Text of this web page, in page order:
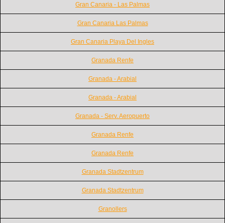
Gran Canaria - Las Palmas
Gran Canaria Las Palmas
Gran Canaria Playa Del Ingles
Granada Renfe
Granada - Arabial
Granada - Arabial
Granada - Serv. Aeropuerto
Granada Renfe
Granada Renfe
Granada Stadtzentrum
Granada Stadtzentrum
Granollers